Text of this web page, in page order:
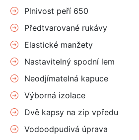
Plnivost peří 650
Předtvarované rukávy
Elastické manžety
Nastavitelný spodní lem
Neodjímatelná kapuce
Výborná izolace
Dvě kapsy na zip vpředu
Vodoodpudivá úprava